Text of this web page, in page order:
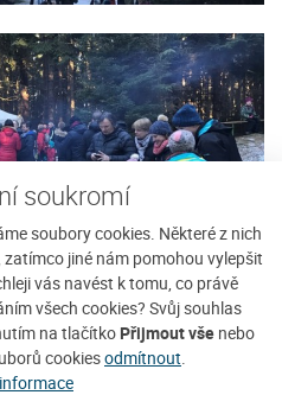
soukromí
soubory cookies. Některé z nich
jiné nám pomohou vylepšit
vás navést k tomu, co právě
všech cookies? Svůj souhlas
na tlačítko Přijmout vše nebo
cookiesodmítnout